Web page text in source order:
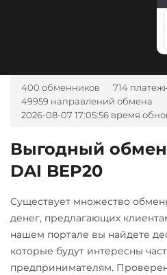
400 обменников
714
49959 направлений обмена
2026-08-07 17:05:56 время
Выгодный обмен
DAI BEP20
Существует множество
денег, предлагающих
нашем портале вы найдете
которые будут интересны
предпринимателям.